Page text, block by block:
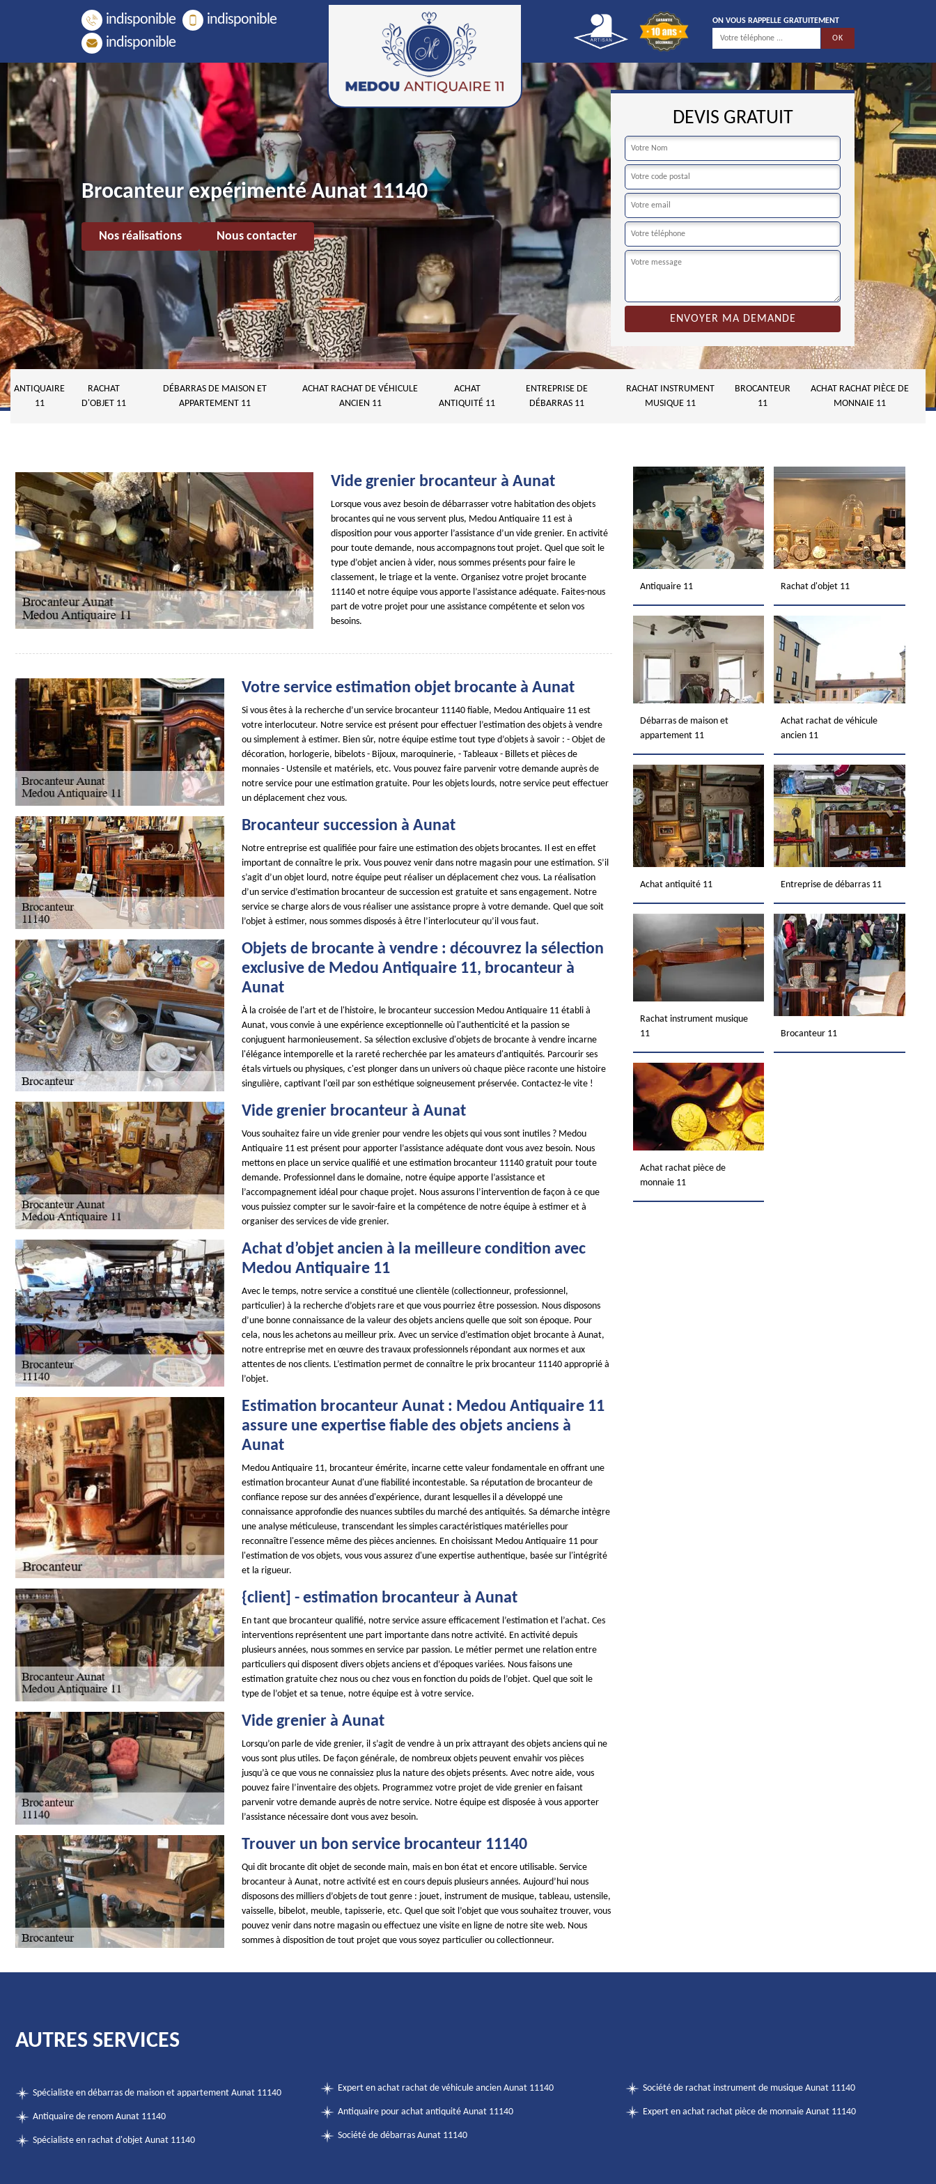
indisponible
indisponible
indisponible
ON VOUS RAPPELLE GRATUITEMENT
Brocanteur expérimenté Aunat 11140
Nos réalisations Nous contacter
DEVIS GRATUIT
ANTIQUAIRE
11
RACHAT
D'OBJET 11
DÉBARRAS DE MAISON ET
APPARTEMENT 11
ACHAT RACHAT DE VÉHICULE
ANCIEN 11
ACHAT
ANTIQUITÉ 11
ENTREPRISE DE
DÉBARRAS 11
RACHAT INSTRUMENT
MUSIQUE 11
BROCANTEUR
11
ACHAT RACHAT PIÈCE DE
MONNAIE 11
Vide grenier brocanteur à Aunat
Lorsque vous avez besoin de débarrasser votre habitation des objets
brocantes qui ne vous servent plus, Medou Antiquaire 11 est à
disposition pour vous apporter l’assistance d’un vide grenier. En activité
pour toute demande, nous accompagnons tout projet. Quel que soit le
type d’objet ancien à vider, nous sommes présents pour faire le
classement, le triage et la vente. Organisez votre projet brocante
11140 et notre équipe vous apporte l’assistance adéquate. Faites-nous
part de votre projet pour une assistance compétente et selon vos
besoins.
Votre service estimation objet brocante à Aunat
Si vous êtes à la recherche d’un service brocanteur 11140 fiable, Medou Antiquaire 11 est
votre interlocuteur. Notre service est présent pour effectuer l’estimation des objets à vendre
ou simplement à estimer. Bien sûr, notre équipe estime tout type d’objets à savoir : - Objet de
décoration, horlogerie, bibelots - Bijoux, maroquinerie, - Tableaux - Billets et pièces de
monnaies - Ustensile et matériels, etc. Vous pouvez faire parvenir votre demande auprès de
notre service pour une estimation gratuite. Pour les objets lourds, notre service peut effectuer
un déplacement chez vous.
Brocanteur succession à Aunat
Notre entreprise est qualifiée pour faire une estimation des objets brocantes. Il est en effet
important de connaître le prix. Vous pouvez venir dans notre magasin pour une estimation. S’il
s’agit d’un objet lourd, notre équipe peut réaliser un déplacement chez vous. La réalisation
d’un service d’estimation brocanteur de succession est gratuite et sans engagement. Notre
service se charge alors de vous réaliser une assistance propre à votre demande. Quel que soit
l’objet à estimer, nous sommes disposés à être l’interlocuteur qu’il vous faut.
Objets de brocante à vendre : découvrez la sélection
exclusive de Medou Antiquaire 11, brocanteur à
Aunat
À la croisée de l'art et de l'histoire, le brocanteur succession Medou Antiquaire 11 établi à
Aunat, vous convie à une expérience exceptionnelle où l'authenticité et la passion se
conjuguent harmonieusement. Sa sélection exclusive d'objets de brocante à vendre incarne
l'élégance intemporelle et la rareté recherchée par les amateurs d'antiquités. Parcourir ses
étals virtuels ou physiques, c'est plonger dans un univers où chaque pièce raconte une histoire
singulière, captivant l'œil par son esthétique soigneusement préservée. Contactez-le vite !
Vide grenier brocanteur à Aunat
Vous souhaitez faire un vide grenier pour vendre les objets qui vous sont inutiles ? Medou
Antiquaire 11 est présent pour apporter l’assistance adéquate dont vous avez besoin. Nous
mettons en place un service qualifié et une estimation brocanteur 11140 gratuit pour toute
demande. Professionnel dans le domaine, notre équipe apporte l’assistance et
l’accompagnement idéal pour chaque projet. Nous assurons l’intervention de façon à ce que
vous puissiez compter sur le savoir-faire et la compétence de notre équipe à estimer et à
organiser des services de vide grenier.
Achat d’objet ancien à la meilleure condition avec
Medou Antiquaire 11
Avec le temps, notre service a constitué une clientèle (collectionneur, professionnel,
particulier) à la recherche d’objets rare et que vous pourriez être possession. Nous disposons
d’une bonne connaissance de la valeur des objets anciens quelle que soit son époque. Pour
cela, nous les achetons au meilleur prix. Avec un service d’estimation objet brocante à Aunat,
notre entreprise met en œuvre des travaux professionnels répondant aux normes et aux
attentes de nos clients. L’estimation permet de connaître le prix brocanteur 11140 approprié à
l’objet.
Estimation brocanteur Aunat : Medou Antiquaire 11
assure une expertise fiable des objets anciens à
Aunat
Medou Antiquaire 11, brocanteur émérite, incarne cette valeur fondamentale en offrant une
estimation brocanteur Aunat d'une fiabilité incontestable. Sa réputation de brocanteur de
confiance repose sur des années d'expérience, durant lesquelles il a développé une
connaissance approfondie des nuances subtiles du marché des antiquités. Sa démarche intègre
une analyse méticuleuse, transcendant les simples caractéristiques matérielles pour
reconnaître l'essence même des pièces anciennes. En choisissant Medou Antiquaire 11 pour
l'estimation de vos objets, vous vous assurez d'une expertise authentique, basée sur l'intégrité
et la rigueur.
{client] - estimation brocanteur à Aunat
En tant que brocanteur qualifié, notre service assure efficacement l’estimation et l’achat. Ces
interventions représentent une part importante dans notre activité. En activité depuis
plusieurs années, nous sommes en service par passion. Le métier permet une relation entre
particuliers qui disposent divers objets anciens et d’époques variées. Nous faisons une
estimation gratuite chez nous ou chez vous en fonction du poids de l’objet. Quel que soit le
type de l’objet et sa tenue, notre équipe est à votre service.
Vide grenier à Aunat
Lorsqu’on parle de vide grenier, il s’agit de vendre à un prix attrayant des objets anciens qui ne
vous sont plus utiles. De façon générale, de nombreux objets peuvent envahir vos pièces
jusqu’à ce que vous ne connaissiez plus la nature des objets présents. Avec notre aide, vous
pouvez faire l’inventaire des objets. Programmez votre projet de vide grenier en faisant
parvenir votre demande auprès de notre service. Notre équipe est disposée à vous apporter
l’assistance nécessaire dont vous avez besoin.
Trouver un bon service brocanteur 11140
Qui dit brocante dit objet de seconde main, mais en bon état et encore utilisable. Service
brocanteur à Aunat, notre activité est en cours depuis plusieurs années. Aujourd’hui nous
disposons des milliers d’objets de tout genre : jouet, instrument de musique, tableau, ustensile,
vaisselle, bibelot, meuble, tapisserie, etc. Quel que soit l’objet que vous souhaitez trouver, vous
pouvez venir dans notre magasin ou effectuez une visite en ligne de notre site web. Nous
sommes à disposition de tout projet que vous soyez particulier ou collectionneur.
Antiquaire 11 Rachat d'objet 11
Débarras de maison et
appartement 11
Achat rachat de véhicule
ancien 11
Achat antiquité 11 Entreprise de débarras 11
Rachat instrument musique
11
Brocanteur 11
Achat rachat pièce de
monnaie 11
AUTRES SERVICES
Spécialiste en débarras de maison et appartement Aunat 11140
Antiquaire de renom Aunat 11140
Spécialiste en rachat d'objet Aunat 11140
Expert en achat rachat de véhicule ancien Aunat 11140
Antiquaire pour achat antiquité Aunat 11140
Société de débarras Aunat 11140
Société de rachat instrument de musique Aunat 11140
Expert en achat rachat pièce de monnaie Aunat 11140